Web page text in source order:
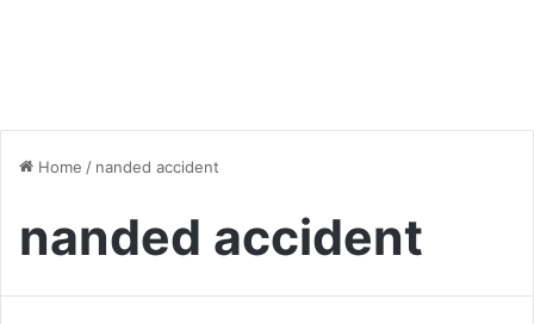
Home / nanded accident
nanded accident